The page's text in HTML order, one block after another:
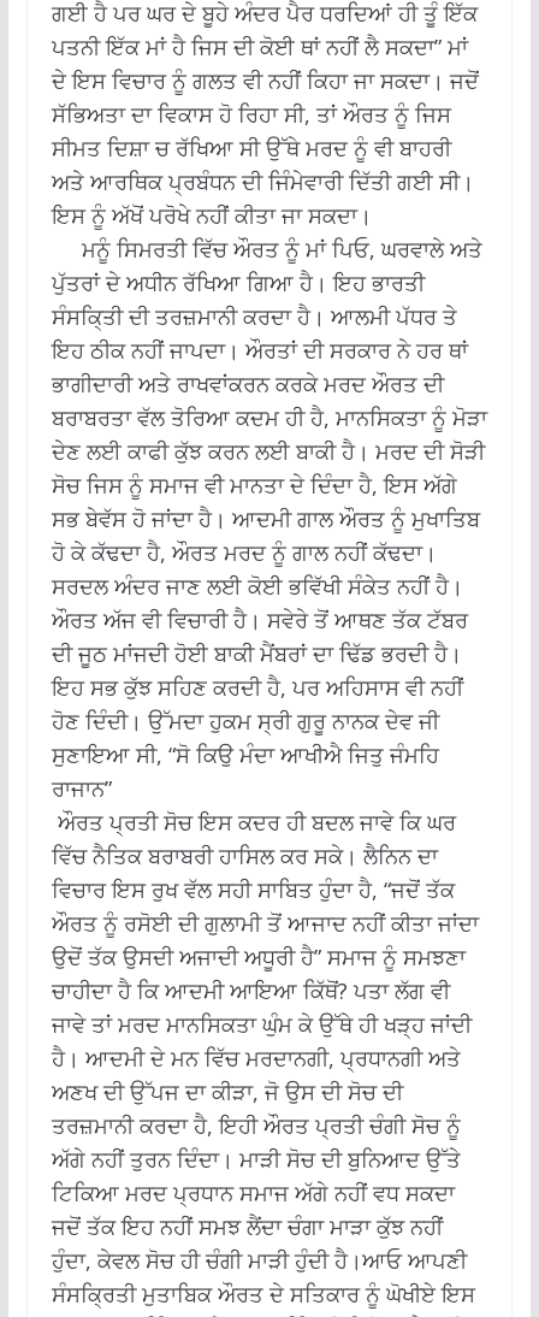
ਗਈ ਹੈ ਪਰ ਘਰ ਦੇ ਬੂਹੇ ਅੰਦਰ ਪੈਰ ਧਰਦਿਆਂ ਹੀ ਤੂੰ ਇੱਕ
ਪਤਨੀ ਇੱਕ ਮਾਂ ਹੈ ਜਿਸ ਦੀ ਕੋਈ ਥਾਂ ਨਹੀਂ ਲੈ ਸਕਦਾ” ਮਾਂ
ਦੇ ਇਸ ਵਿਚਾਰ ਨੂੰ ਗਲਤ ਵੀ ਨਹੀਂ ਕਿਹਾ ਜਾ ਸਕਦਾ। ਜਦੋਂ
ਸੱਭਿਅਤਾ ਦਾ ਵਿਕਾਸ ਹੋ ਰਿਹਾ ਸੀ, ਤਾਂ ਔਰਤ ਨੂੰ ਜਿਸ
ਸੀਮਤ ਦਿਸ਼ਾ ਚ ਰੱਖਿਆ ਸੀ ਉੱਥੇ ਮਰਦ ਨੂੰ ਵੀ ਬਾਹਰੀ
ਅਤੇ ਆਰਥਿਕ ਪ੍ਰਬੰਧਨ ਦੀ ਜਿੰਮੇਵਾਰੀ ਦਿੱਤੀ ਗਈ ਸੀ।
ਇਸ ਨੂੰ ਅੱਖੋਂ ਪਰੋਖੇ ਨਹੀਂ ਕੀਤਾ ਜਾ ਸਕਦਾ।
ਮਨੂੰ ਸਿਮਰਤੀ ਵਿੱਚ ਔਰਤ ਨੂੰ ਮਾਂ ਪਿਓ, ਘਰਵਾਲੇ ਅਤੇ
ਪੁੱਤਰਾਂ ਦੇ ਅਧੀਨ ਰੱਖਿਆ ਗਿਆ ਹੈ। ਇਹ ਭਾਰਤੀ
ਸੰਸਕਿ੍ਤੀ ਦੀ ਤਰਜ਼ਮਾਨੀ ਕਰਦਾ ਹੈ। ਆਲਮੀ ਪੱਧਰ ਤੇ
ਇਹ ਠੀਕ ਨਹੀਂ ਜਾਪਦਾ। ਔਰਤਾਂ ਦੀ ਸਰਕਾਰ ਨੇ ਹਰ ਥਾਂ
ਭਾਗੀਦਾਰੀ ਅਤੇ ਰਾਖਵਾਂਕਰਨ ਕਰਕੇ ਮਰਦ ਔਰਤ ਦੀ
ਬਰਾਬਰਤਾ ਵੱਲ ਤੋਰਿਆ ਕਦਮ ਹੀ ਹੈ, ਮਾਨਸਿਕਤਾ ਨੂੰ ਮੋੜਾ
ਦੇਣ ਲਈ ਕਾਫੀ ਕੁੱਝ ਕਰਨ ਲਈ ਬਾਕੀ ਹੈ। ਮਰਦ ਦੀ ਸੋੜੀ
ਸੋਚ ਜਿਸ ਨੂੰ ਸਮਾਜ ਵੀ ਮਾਨਤਾ ਦੇ ਦਿੰਦਾ ਹੈ, ਇਸ ਅੱਗੇ
ਸਭ ਬੇਵੱਸ ਹੋ ਜਾਂਦਾ ਹੈ। ਆਦਮੀ ਗਾਲ ਔਰਤ ਨੂੰ ਮੁਖਾਤਿਬ
ਹੋ ਕੇ ਕੱਢਦਾ ਹੈ, ਔਰਤ ਮਰਦ ਨੂੰ ਗਾਲ ਨਹੀਂ ਕੱਢਦਾ।
ਸਰਦਲ ਅੰਦਰ ਜਾਣ ਲਈ ਕੋਈ ਭਵਿੱਖੀ ਸੰਕੇਤ ਨਹੀਂ ਹੈ।
ਔਰਤ ਅੱਜ ਵੀ ਵਿਚਾਰੀ ਹੈ। ਸਵੇਰੇ ਤੋਂ ਆਥਣ ਤੱਕ ਟੱਬਰ
ਦੀ ਜੂਠ ਮਾਂਜਦੀ ਹੋਈ ਬਾਕੀ ਮੈਂਬਰਾਂ ਦਾ ਢਿੱਡ ਭਰਦੀ ਹੈ।
ਇਹ ਸਭ ਕੁੱਝ ਸਹਿਣ ਕਰਦੀ ਹੈ, ਪਰ ਅਹਿਸਾਸ ਵੀ ਨਹੀਂ
ਹੋਣ ਦਿੰਦੀ। ਉੱਮਦਾ ਹੁਕਮ ਸ੍ਰੀ ਗੁਰੂ ਨਾਨਕ ਦੇਵ ਜੀ
ਸੁਣਾਇਆ ਸੀ, “ਸੋ ਕਿਉ ਮੰਦਾ ਆਖੀਐ ਜਿਤੁ ਜੰਮਹਿ
ਰਾਜਾਨ”
ਔਰਤ ਪ੍ਰਤੀ ਸੋਚ ਇਸ ਕਦਰ ਹੀ ਬਦਲ ਜਾਵੇ ਕਿ ਘਰ
ਵਿੱਚ ਨੈਤਿਕ ਬਰਾਬਰੀ ਹਾਸਿਲ ਕਰ ਸਕੇ। ਲੈਨਿਨ ਦਾ
ਵਿਚਾਰ ਇਸ ਰੁਖ ਵੱਲ ਸਹੀ ਸਾਬਿਤ ਹੁੰਦਾ ਹੈ, “ਜਦੋਂ ਤੱਕ
ਔਰਤ ਨੂੰ ਰਸੋਈ ਦੀ ਗੁਲਾਮੀ ਤੋਂ ਆਜਾਦ ਨਹੀਂ ਕੀਤਾ ਜਾਂਦਾ
ਉਦੋਂ ਤੱਕ ਉਸਦੀ ਅਜਾਦੀ ਅਧੂਰੀ ਹੈ” ਸਮਾਜ ਨੂੰ ਸਮਝਣਾ
ਚਾਹੀਦਾ ਹੈ ਕਿ ਆਦਮੀ ਆਇਆ ਕਿੱਥੋਂ? ਪਤਾ ਲੱਗ ਵੀ
ਜਾਵੇ ਤਾਂ ਮਰਦ ਮਾਨਸਿਕਤਾ ਘੁੰਮ ਕੇ ਉੱਥੇ ਹੀ ਖੜ੍ਹ ਜਾਂਦੀ
ਹੈ। ਆਦਮੀ ਦੇ ਮਨ ਵਿੱਚ ਮਰਦਾਨਗੀ, ਪ੍ਰਧਾਨਗੀ ਅਤੇ
ਅਣਖ ਦੀ ਉੱਪਜ ਦਾ ਕੀੜਾ, ਜੋ ਉਸ ਦੀ ਸੋਚ ਦੀ
ਤਰਜ਼ਮਾਨੀ ਕਰਦਾ ਹੈ, ਇਹੀ ਔਰਤ ਪ੍ਰਤੀ ਚੰਗੀ ਸੋਚ ਨੂੰ
ਅੱਗੇ ਨਹੀਂ ਤੁਰਨ ਦਿੰਦਾ। ਮਾੜੀ ਸੋਚ ਦੀ ਬੁਨਿਆਦ ਉੱਤੇ
ਟਿਕਿਆ ਮਰਦ ਪ੍ਰਧਾਨ ਸਮਾਜ ਅੱਗੇ ਨਹੀਂ ਵਧ ਸਕਦਾ
ਜਦੋਂ ਤੱਕ ਇਹ ਨਹੀਂ ਸਮਝ ਲੈਂਦਾ ਚੰਗਾ ਮਾੜਾ ਕੁੱਝ ਨਹੀਂ
ਹੁੰਦਾ, ਕੇਵਲ ਸੋਚ ਹੀ ਚੰਗੀ ਮਾੜੀ ਹੁੰਦੀ ਹੈ।ਆਓ ਆਪਣੀ
ਸੰਸਕ੍ਰਿਤੀ ਮੁਤਾਬਿਕ ਔਰਤ ਦੇ ਸਤਿਕਾਰ ਨੂੰ ਘੋਖੀਏ ਇਸ